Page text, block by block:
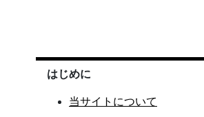
はじめに
当サイトについて